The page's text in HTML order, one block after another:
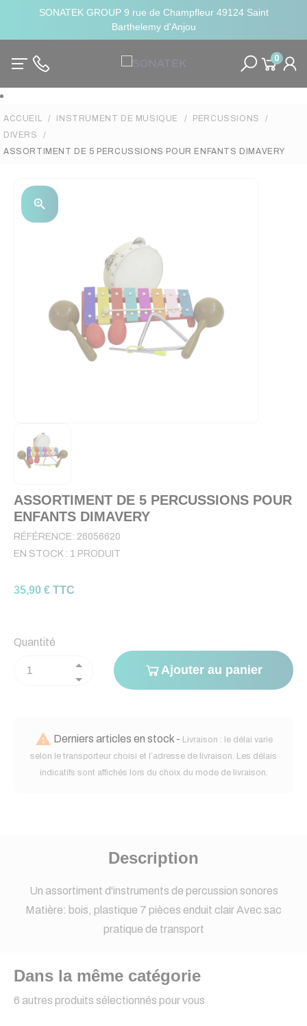
SONATEK GROUP 9 rue de Champfleur 49124 Saint
Barthelemy d'Anjou
0
ACCUEIL INSTRUMENT DE MUSIQUE
PERCUSSIONS
DIVERS
ASSORTIMENT DE 5 PERCUSSIONS POUR ENFANTS DIMAVERY
zoom_in
ASSORTIMENT DE 5 PERCUSSIONS POUR
ENFANTS DIMAVERY
RÉFÉRENCE: 26056620
EN STOCK : 1 PRODUIT
35,90 € TTC
Quantité
Ajouter au panier
 Derniers articles en stock - Livraison : le délai varie
selon le transporteur choisi et l’adresse de livraison. Les délais
indicatifs sont affichés lors du choix du mode de livraison.
Description
Un assortiment d'instruments de percussion sonores
Matière: bois, plastique 7 pièces enduit clair Avec sac
pratique de transport
Dans la même catégorie
6 autres produits sélectionnés pour vous